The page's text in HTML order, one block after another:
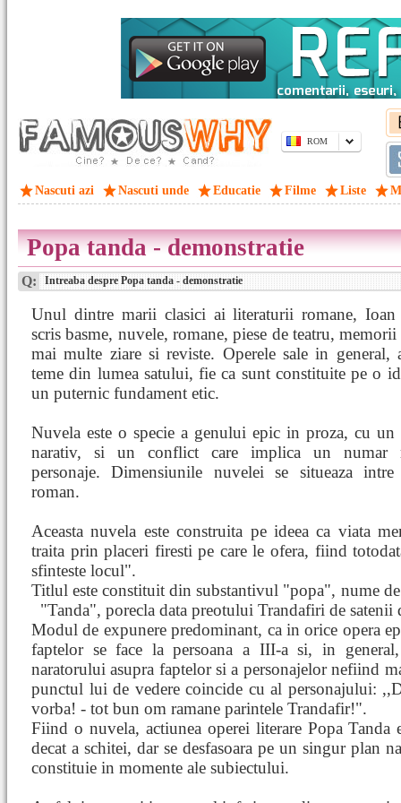
ROM
Nascuti azi Nascuti unde Educatie Filme Liste
Popa tanda - demonstratie
Q: Intreaba despre Popa tanda - demonstratie
Unul dintre marii clasici ai literaturii romane,
scris basme, nuvele, romane, piese de teatru, memorii
mai multe ziare si reviste. Operele sale in general,
teme din lumea satului, fie ca sunt constituite pe o
un puternic fundament etic.
Nuvela este o specie a genului epic in proza, cu
narativ, si un conflict care implica un numar
personaje. Dimensiunile nuvelei se situeaza
roman.
Aceasta nuvela este construita pe ideea ca viata
traita prin placeri firesti pe care le ofera, fiind
sfinteste locul".
Titlul este constituit din substantivul "popa", nume
"Tanda", porecla data preotului Trandafiri de satenii
Modul de expunere predominant, ca in orice opera
faptelor se face la persoana a III-a si, in
naratorului asupra faptelor si a personajelor nefiind
punctul lui de vedere coincide cu al personajului:
vorba! - tot bun om ramane parintele Trandafir!".
Fiind o nuvela, actiunea operei literare Popa Tanda
decat a schitei, dar se desfasoara pe un singur plan
constituie in momente ale subiectului.